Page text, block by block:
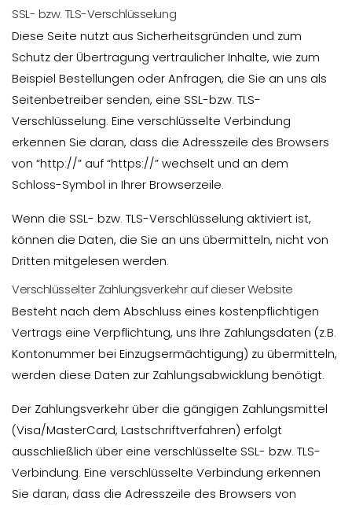
SSL- bzw. TLS-Verschlüsselung
Diese Seite nutzt aus Sicherheitsgründen und zum
Schutz der Übertragung vertraulicher Inhalte, wie zum
Beispiel Bestellungen oder Anfragen, die Sie an uns als
Seitenbetreiber senden, eine SSL-bzw. TLS-
Verschlüsselung. Eine verschlüsselte Verbindung
erkennen Sie daran, dass die Adresszeile des Browsers
von “http://” auf “https://” wechselt und an dem
Schloss-Symbol in Ihrer Browserzeile.
Wenn die SSL- bzw. TLS-Verschlüsselung aktiviert ist,
können die Daten, die Sie an uns übermitteln, nicht von
Dritten mitgelesen werden.
Verschlüsselter Zahlungsverkehr auf dieser Website
Besteht nach dem Abschluss eines kostenpflichtigen
Vertrags eine Verpflichtung, uns Ihre Zahlungsdaten (z.B.
Kontonummer bei Einzugsermächtigung) zu übermitteln,
werden diese Daten zur Zahlungsabwicklung benötigt.
Der Zahlungsverkehr über die gängigen Zahlungsmittel
(Visa/MasterCard, Lastschriftverfahren) erfolgt
ausschließlich über eine verschlüsselte SSL- bzw. TLS-
Verbindung. Eine verschlüsselte Verbindung erkennen
Sie daran, dass die Adresszeile des Browsers von